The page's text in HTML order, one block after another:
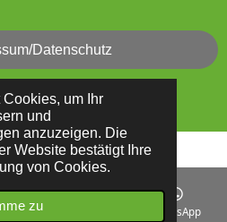
um Ihr
und
anzuzeigen. Die
Website bestätigt Ihre
von Cookies.
zu
Datenschutz
WhatsApp